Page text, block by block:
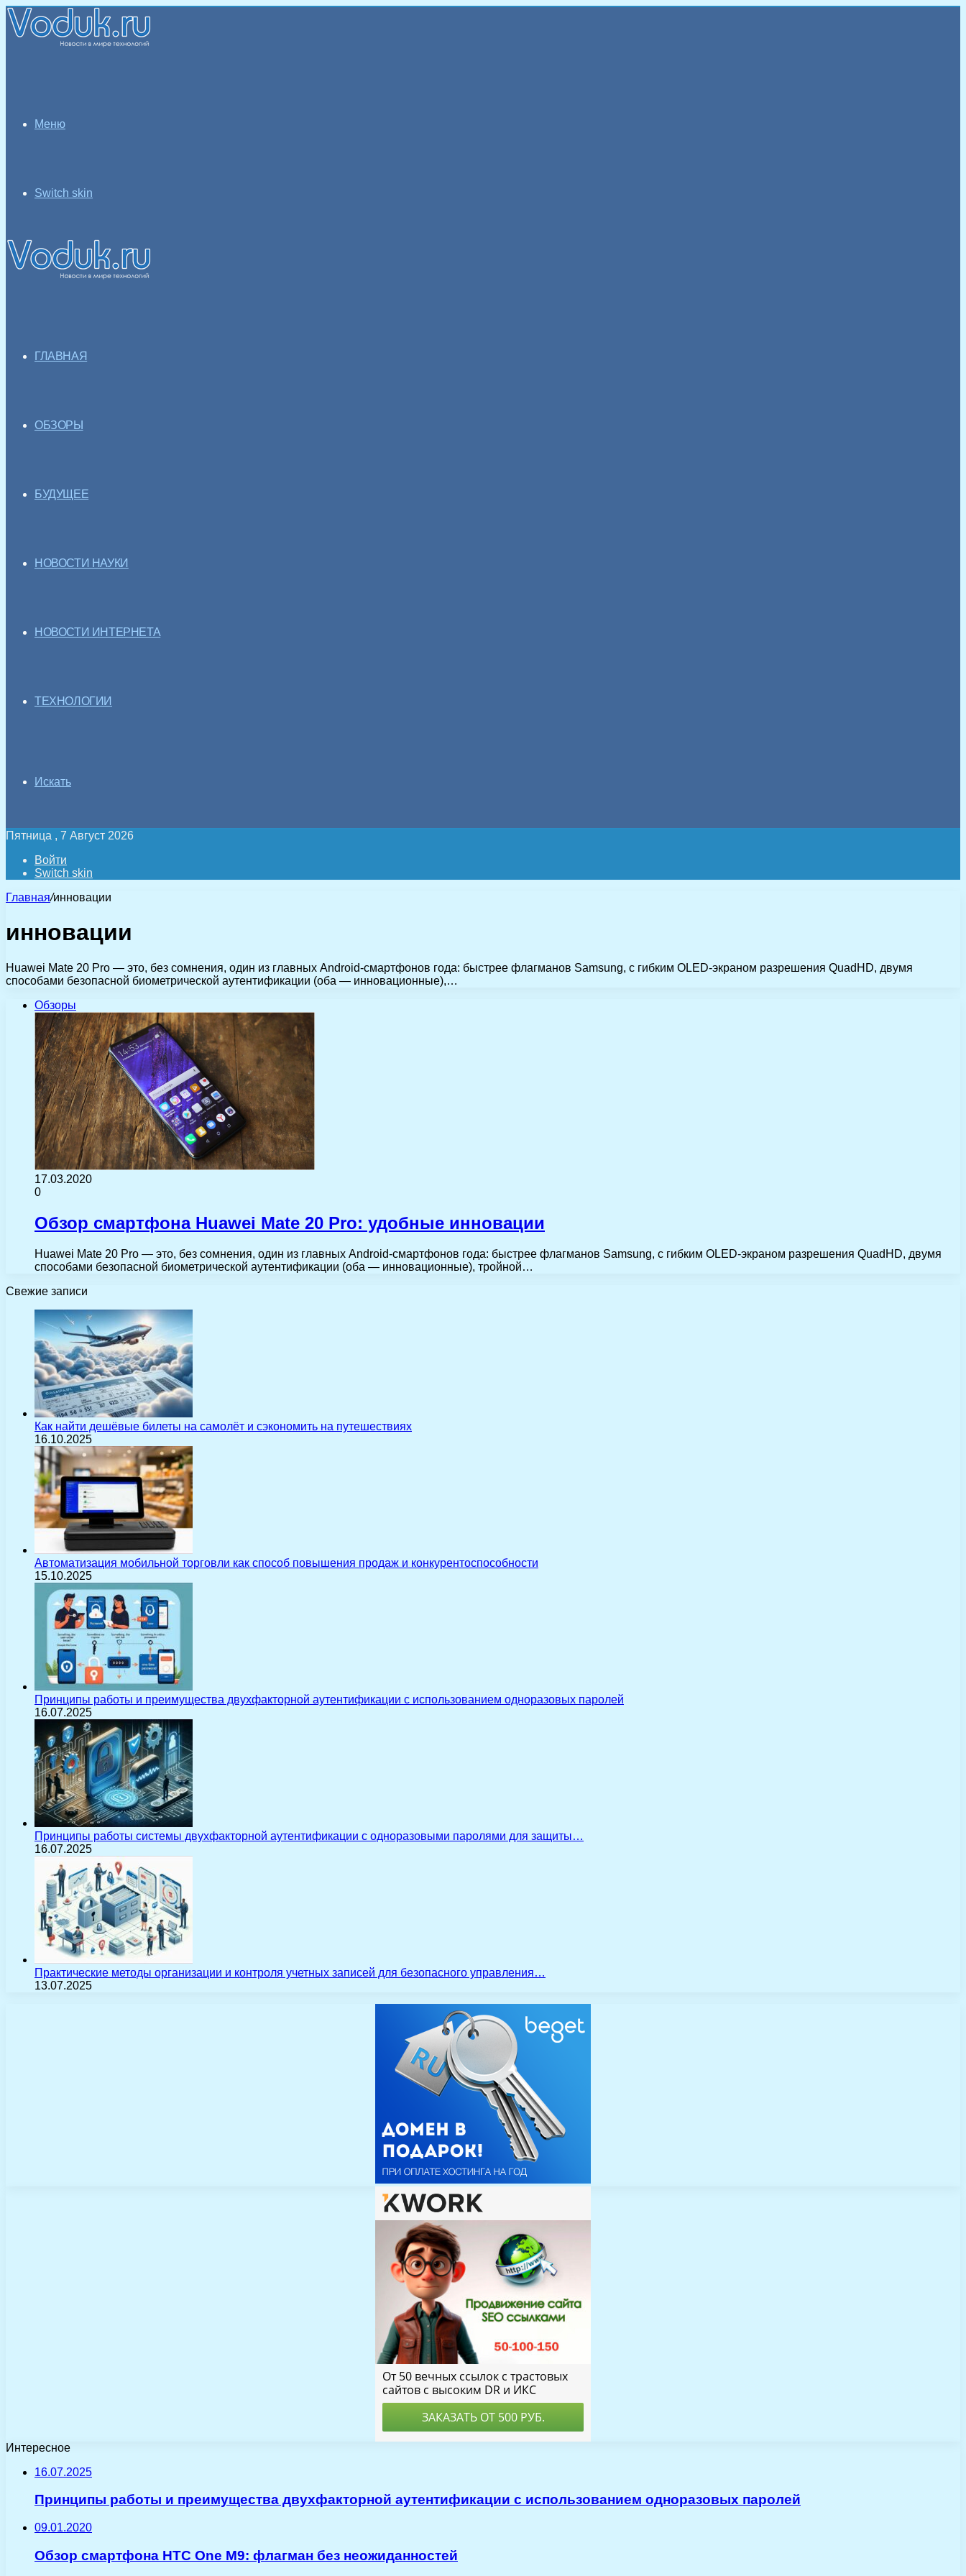
Меню
Switch skin
ГЛАВНАЯ
ОБЗОРЫ
БУДУЩЕЕ
НОВОСТИ НАУКИ
НОВОСТИ ИНТЕРНЕТА
ТЕХНОЛОГИИ
Искать
Пятница , 7 Август 2026
Войти
Switch skin
Главная/инновации
инновации
Huawei Mate 20 Pro — это, без сомнения, один из главных Android-смартфонов года: быстрее флагманов Samsung, с гибким OLED-экраном разрешения QuadHD, двумя
способами безопасной биометрической аутентификации (оба — инновационные),…
Обзоры
17.03.2020
0
Обзор смартфона Huawei Mate 20 Pro: удобные инновации
Huawei Mate 20 Pro — это, без сомнения, один из главных Android-смартфонов года: быстрее флагманов Samsung, с гибким OLED-экраном разрешения QuadHD, двумя
способами безопасной биометрической аутентификации (оба — инновационные), тройной…
Свежие записи
Как найти дешёвые билеты на самолёт и сэкономить на путешествиях
16.10.2025
Автоматизация мобильной торговли как способ повышения продаж и конкурентоспособности
15.10.2025
Принципы работы и преимущества двухфакторной аутентификации с использованием одноразовых паролей
16.07.2025
Принципы работы системы двухфакторной аутентификации с одноразовыми паролями для защиты…
16.07.2025
Практические методы организации и контроля учетных записей для безопасного управления…
13.07.2025
Интересное
16.07.2025
Принципы работы и преимущества двухфакторной аутентификации с использованием одноразовых паролей
09.01.2020
Обзор смартфона HTC One M9: флагман без неожиданностей